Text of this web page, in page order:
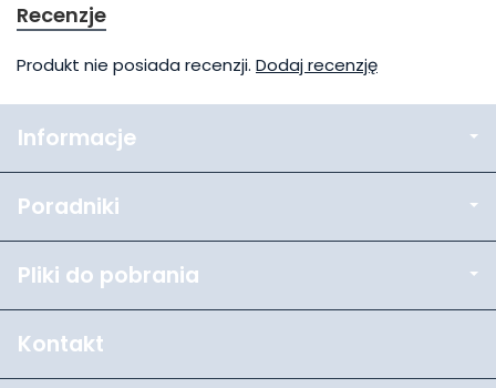
Recenzje
Produkt nie posiada recenzji. Dodaj recenzję
Informacje
Poradniki
Pliki do pobrania
Kontakt